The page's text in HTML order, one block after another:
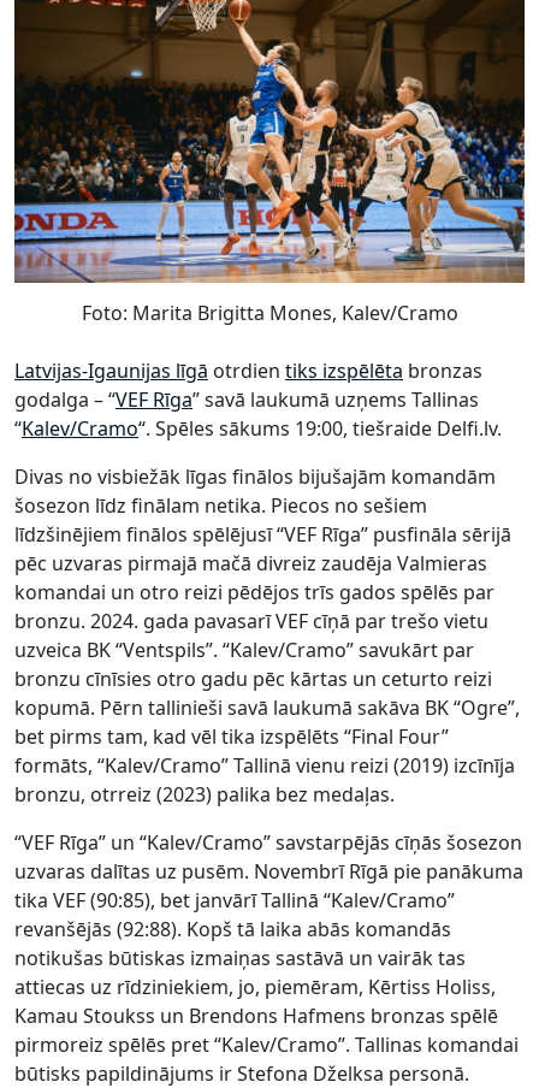
Foto: Marita Brigitta Mones, Kalev/Cramo
Latvijas-Igaunijas līgā otrdien tiks izspēlēta bronzas
godalga – “VEF Rīga” savā laukumā uzņems Tallinas
“Kalev/Cramo“. Spēles sākums 19:00, tiešraide Delfi.lv.
Divas no visbiežāk līgas finālos bijušajām komandām
šosezon līdz finālam netika. Piecos no sešiem
līdzšinējiem finālos spēlējusī “VEF Rīga” pusfināla sērijā
pēc uzvaras pirmajā mačā divreiz zaudēja Valmieras
komandai un otro reizi pēdējos trīs gados spēlēs par
bronzu. 2024. gada pavasarī VEF cīņā par trešo vietu
uzveica BK “Ventspils”. “Kalev/Cramo” savukārt par
bronzu cīnīsies otro gadu pēc kārtas un ceturto reizi
kopumā. Pērn tallinieši savā laukumā sakāva BK “Ogre”,
bet pirms tam, kad vēl tika izspēlēts “Final Four”
formāts, “Kalev/Cramo” Tallinā vienu reizi (2019) izcīnīja
bronzu, otrreiz (2023) palika bez medaļas.
“VEF Rīga” un “Kalev/Cramo” savstarpējās cīņās šosezon
uzvaras dalītas uz pusēm. Novembrī Rīgā pie panākuma
tika VEF (90:85), bet janvārī Tallinā “Kalev/Cramo”
revanšējās (92:88). Kopš tā laika abās komandās
notikušas būtiskas izmaiņas sastāvā un vairāk tas
attiecas uz rīdziniekiem, jo, piemēram, Kērtiss Holiss,
Kamau Stoukss un Brendons Hafmens bronzas spēlē
pirmoreiz spēlēs pret “Kalev/Cramo”. Tallinas komandai
būtisks papildinājums ir Stefona Dželksa personā.